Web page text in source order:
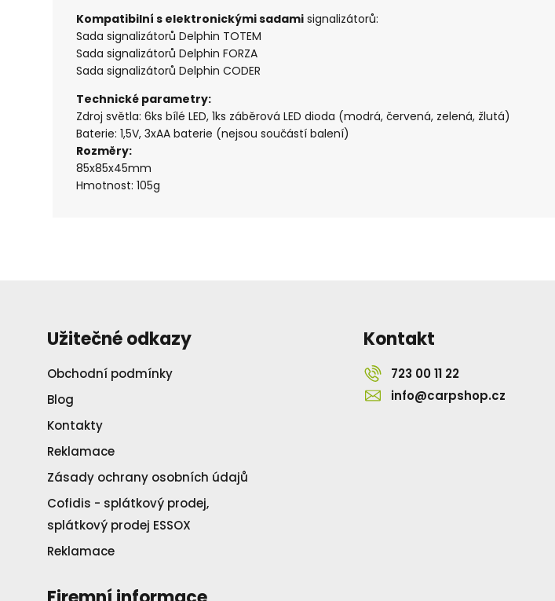
Kompatibilní s elektronickými sadami signalizátorů:
Sada signalizátorů Delphin TOTEM
Sada signalizátorů Delphin FORZA
Sada signalizátorů Delphin CODER
Technické parametry:
Zdroj světla: 6ks bílé LED, 1ks záběrová LED dioda (modrá, červená, zelená, žlutá)
Baterie: 1,5V, 3xAA baterie (nejsou součástí balení)
Rozměry:
85x85x45mm
Hmotnost: 105g
Užitečné odkazy
Obchodní podmínky
Blog
Kontakty
Reklamace
Zásady ochrany osobních údajů
Cofidis - splátkový prodej,
splátkový prodej ESSOX
Reklamace
Kontakt
723 00 11 22
info@carpshop.cz